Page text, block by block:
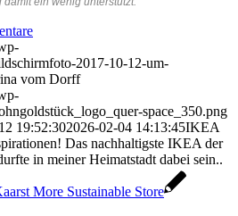
2017-10-12-um-
vom Dorff
space_350.png
19:52:302026-02-04 14:13:45IKEA
Das nachhaltigste IKEA der
in meiner Heimatstadt dabei sein..